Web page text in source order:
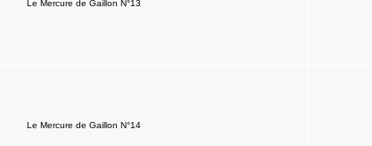
Le Mercure de Gaillon N°13
Le Mercure de Gaillon N°14